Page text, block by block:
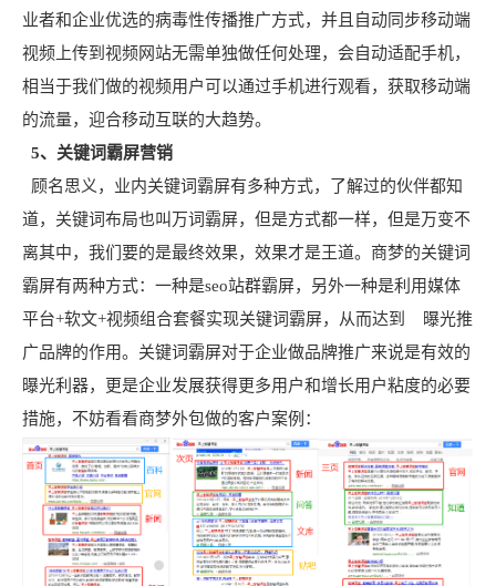
业者和企业优选的病毒性传播推广方式，并且自动同步移动端
视频上传到视频网站无需单独做任何处理，会自动适配手机，
相当于我们做的视频用户可以通过手机进行观看，获取移动端
的流量，迎合移动互联的大趋势。
5、关键词霸屏营销
顾名思义，业内关键词霸屏有多种方式，了解过的伙伴都知
道，关键词布局也叫万词霸屏，但是方式都一样，但是万变不
离其中，我们要的是最终效果，效果才是王道。商梦的关键词
霸屏有两种方式：一种是seo站群霸屏，另外一种是利用媒体
平台+软文+视频组合套餐实现关键词霸屏，从而达到 曝光推
广品牌的作用。关键词霸屏对于企业做品牌推广来说是有效的
曝光利器，更是企业发展获得更多用户和增长用户粘度的必要
措施，不妨看看商梦外包做的客户案例：